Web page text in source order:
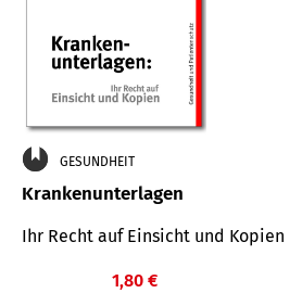
GESUNDHEIT
Krankenunterlagen
Ihr Recht auf Einsicht und Kopien
1,80 €